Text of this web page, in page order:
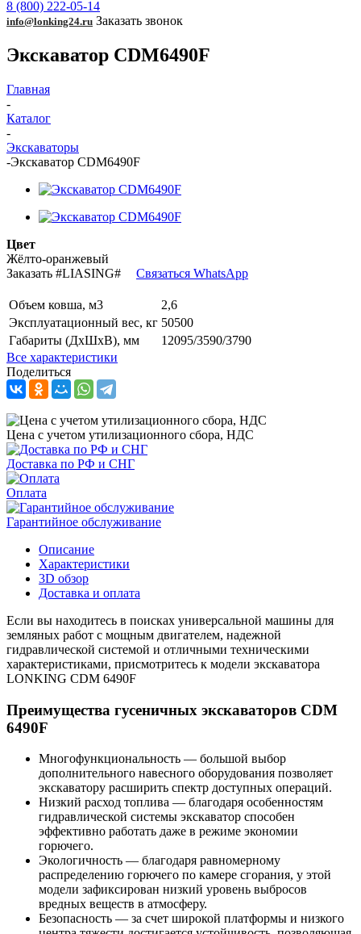
8 (800) 222-05-14
info@lonking24.ru Заказать звонок
Экскаватор CDM6490F
Главная
-
Каталог
-
Экскаваторы
-Экскаватор CDM6490F
Цвет
Жёлто-оранжевый
Заказать #LIASING# Связаться WhatsApp
Объем ковша, м3
2,6
Эксплуатационный вес, кг 50500
Габариты (ДхШхВ), мм
12095/3590/3790
Все характеристики
Поделиться
Цена с учетом утилизационного сбора, НДС
Доставка по РФ и СНГ
Оплата
Гарантийное обслуживание
Описание
Характеристики
3D обзор
Доставка и оплата
Если вы находитесь в поисках универсальной машины для
земляных работ с мощным двигателем, надежной
гидравлической системой и отличными техническими
характеристиками, присмотритесь к модели экскаватора
LONKING CDM 6490F
Преимущества гусеничных экскаваторов CDM
6490F
Многофункциональность — большой выбор
дополнительного навесного оборудования позволяет
экскаватору расширить спектр доступных операций.
Низкий расход топлива — благодаря особенностям
гидравлической системы экскаватор способен
эффективно работать даже в режиме экономии
горючего.
Экологичность — благодаря равномерному
распределению горючего по камере сгорания, у этой
модели зафиксирован низкий уровень выбросов
вредных веществ в атмосферу.
Безопасность — за счет широкой платформы и низкого